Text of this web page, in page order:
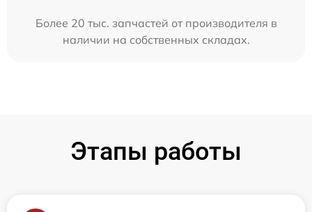
Более 20 тыс. запчастей от производителя в
наличии на собственных складах.
Этапы работы